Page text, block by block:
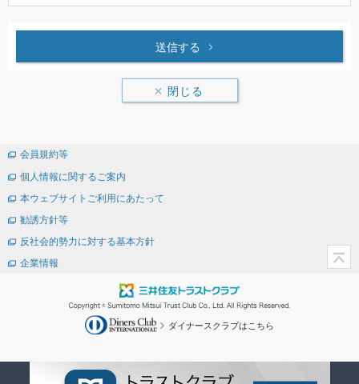
送信する
閉じる
会員規約等
個人情報に関するご案内
本ウェブサイトご利用にあたって
勧誘方針等
反社会的勢力に対する基本方針
企業情報
ダイナースクラブはこちら